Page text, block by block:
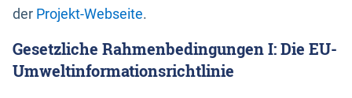
der Projekt-Webseite.
Gesetzliche Rahmenbedingungen I: Die EU-
Umweltinformationsrichtlinie